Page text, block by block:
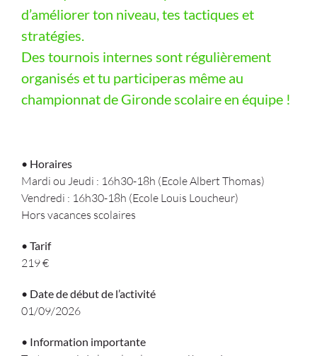
d’améliorer ton niveau, tes tactiques et
stratégies.
Des tournois internes sont régulièrement
organisés et tu participeras même au
championnat de Gironde scolaire en équipe !
• Horaires
Mardi ou Jeudi : 16h30-18h (Ecole Albert Thomas)
Vendredi : 16h30-18h (Ecole Louis Loucheur)
Hors vacances scolaires
• Tarif
219 €
• Date de début de l’activité
01/09/2026
• Information importante